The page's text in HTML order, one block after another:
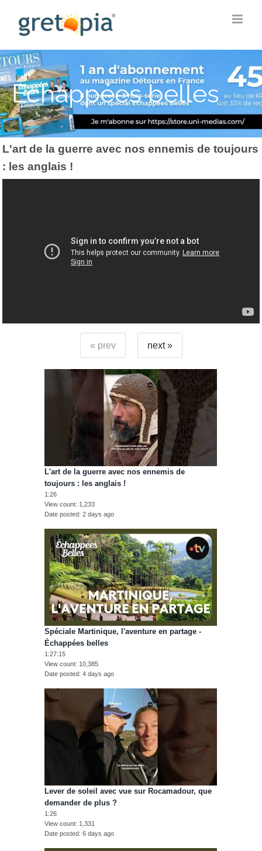
content
Echappées belles
L'art de la guerre avec nos ennemis de toujours
: les anglais !
« prev next »
L'art de la guerre avec nos ennemis de
toujours : les anglais !
1:26
View count 1,233
Date posted 2 days ago
Spéciale Martinique, l'aventure en partage -
Échappées belles
1:27:15
View count 10,385
Date posted 4 days ago
Lever de soleil avec vue sur Rocamadour, que
demander de plus ?
1:26
View count 1,331
Date posted 6 days ago